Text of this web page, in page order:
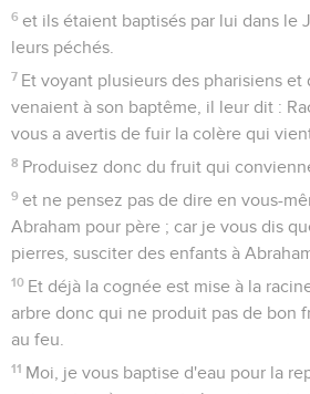
mais Jean l'en empêchait fort,
d'être baptisé par toi, et toi, tu viens à
Et Jésus, répondant, lui dit : Laisse
ainsi il nous est convenable
16 Alors il le laissa faire. Et Jésus,
aussitôt, s'éloignant de l'eau ; et voici,
colombe, et venant sur lui.
Et voici une voix qui venait des
Matthieu 4